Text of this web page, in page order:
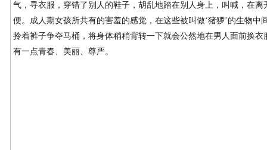
气，寻衣服，穿错了别人的鞋子，胡乱地踏在别人身上，叫喊，在
便。成人期女孩所共有的害羞的感觉，在这些被叫做‘猪猡’的生物
拎着裤子争夺马桶，将身体稍稍背转一下就会公然地在男人面前换
有一点青春、美丽、尊严。